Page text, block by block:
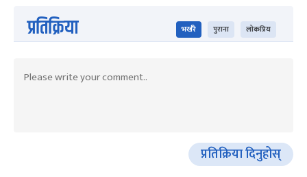
प्रतिक्रिया भर्खरै पुराना लोकप्रिय
प्रतिक्रिया दिनुहोस्